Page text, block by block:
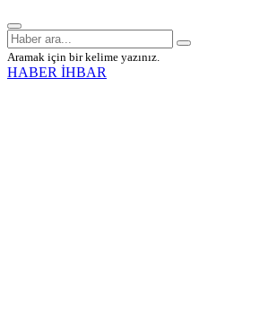
Aramak için bir kelime yazınız.
HABER İHBAR